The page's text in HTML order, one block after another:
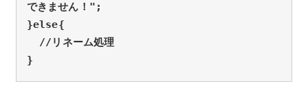
できません！";
}else{